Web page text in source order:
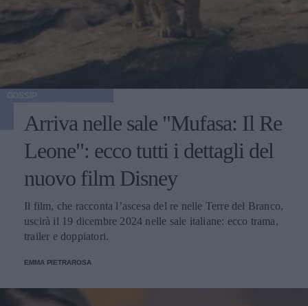
Arriva nelle sale "Mufasa: Il Re
Leone": ecco tutti i dettagli del
nuovo film Disney
Il film, che racconta l’ascesa del re nelle Terre del Branco,
uscirà il 19 dicembre 2024 nelle sale italiane: ecco trama,
trailer e doppiatori.
EMMA PIETRAROSA